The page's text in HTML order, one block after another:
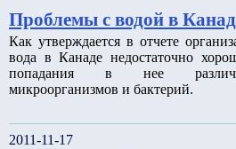
Проблемы с водой в
Как утверждается в отчете
вода в Канаде недостаточно
попадания в нее
микроорганизмов и бактерий.
2011-11-17